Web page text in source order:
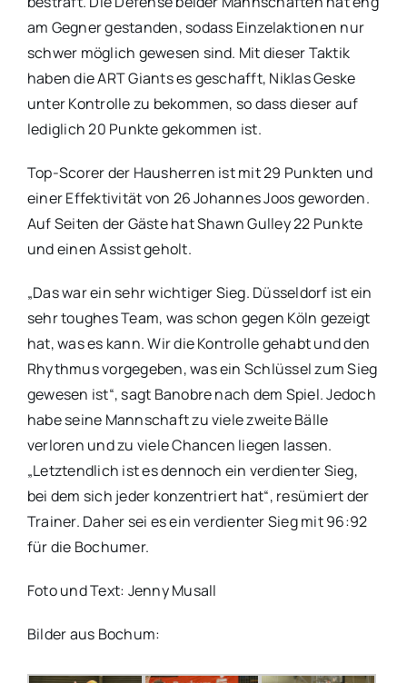
am Gegner gestanden, sodass Einzelaktionen nur
schwer möglich gewesen sind. Mit dieser Taktik
haben die ART Giants es geschafft, Niklas Geske
unter Kontrolle zu bekommen, so dass dieser auf
lediglich 20 Punkte gekommen ist.
Top-Scorer der Hausherren ist mit 29 Punkten und
einer Effektivität von 26 Johannes Joos geworden.
Auf Seiten der Gäste hat Shawn Gulley 22 Punkte
und einen Assist geholt.
„Das war ein sehr wichtiger Sieg. Düsseldorf ist ein
sehr toughes Team, was schon gegen Köln gezeigt
hat, was es kann. Wir die Kontrolle gehabt und den
Rhythmus vorgegeben, was ein Schlüssel zum Sieg
gewesen ist“, sagt Banobre nach dem Spiel. Jedoch
habe seine Mannschaft zu viele zweite Bälle
verloren und zu viele Chancen liegen lassen.
„Letztendlich ist es dennoch ein verdienter Sieg,
bei dem sich jeder konzentriert hat“, resümiert der
Trainer. Daher sei es ein verdienter Sieg mit 96:92
für die Bochumer.
Foto und Text: Jenny Musall
Bilder aus Bochum: